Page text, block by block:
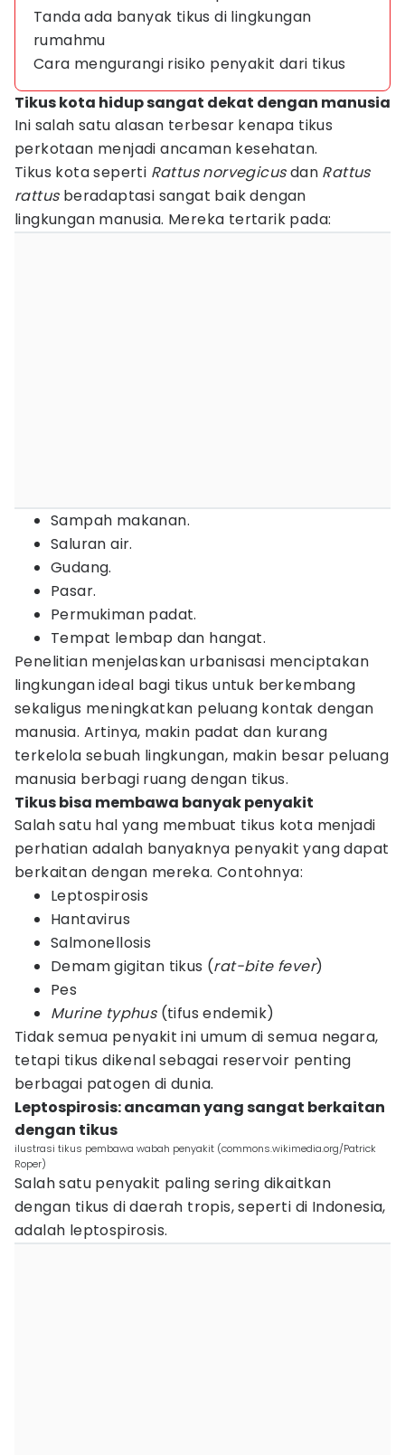
Tanda ada banyak tikus di lingkungan
rumahmu
Cara mengurangi risiko penyakit dari tikus
Tikus kota hidup sangat dekat dengan manusia
Ini salah satu alasan terbesar kenapa tikus
perkotaan menjadi ancaman kesehatan.
Tikus kota seperti Rattus norvegicusdan Rattus
rattus beradaptasi sangat baik dengan
lingkungan manusia. Mereka tertarik pada:
Sampah makanan.
Saluran air.
Gudang.
Pasar.
Permukiman padat.
Tempat lembap dan hangat.
Penelitian menjelaskan urbanisasi menciptakan
lingkungan ideal bagi tikus untuk berkembang
sekaligus meningkatkan peluang kontak dengan
manusia. Artinya, makin padat dan kurang
terkelola sebuah lingkungan, makin besar peluang
manusia berbagi ruang dengan tikus.
Tikus bisa membawa banyak penyakit
Salah satu hal yang membuat tikus kota menjadi
perhatian adalah banyaknya penyakit yang dapat
berkaitan dengan mereka. Contohnya:
Leptospirosis
Hantavirus
Salmonellosis
Demam gigitan tikus (rat-bite fever)
Pes
Murine typhus(tifus endemik)
Tidak semua penyakit ini umum di semua negara,
tetapi tikus dikenal sebagai reservoir penting
berbagai patogen di dunia.
Leptospirosis: ancaman yang sangat berkaitan
dengan tikus
ilustrasi tikus pembawa wabah penyakit (commons.wikimedia.org/Patrick
Roper)
Salah satu penyakit paling sering dikaitkan
dengan tikus di daerah tropis, seperti di Indonesia,
adalah leptospirosis.